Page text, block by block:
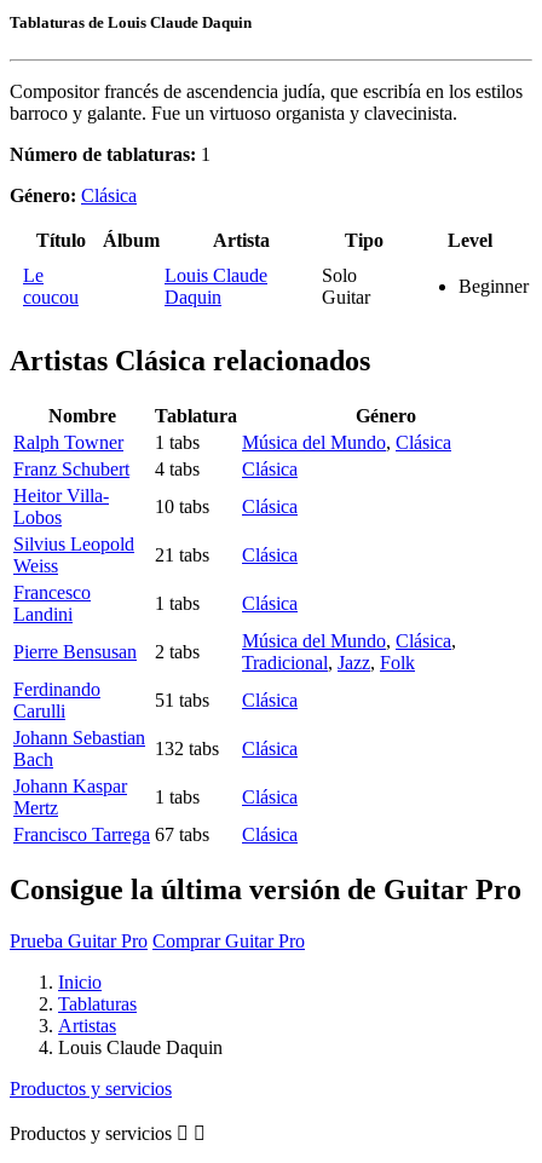
Tablaturas de Louis Claude Daquin
Compositor francés de ascendencia judía, que escribía en los estilos
barroco y galante. Fue un virtuoso organista y clavecinista.
Número de tablaturas: 1
Género: Clásica
Título Álbum Artista Tipo
Level
Le
coucou
Louis Claude
Daquin
Solo
Guitar
Beginner
Artistas Clásica relacionados
Nombre Tablatura
Género
Ralph Towner
1 tabs Música del Mundo, Clásica
Franz Schubert
4 tabs
Clásica
Heitor Villa-
Lobos
10 tabs
Clásica
Silvius Leopold
Weiss
21 tabs
Clásica
Francesco
Landini
1 tabs Clásica
Pierre Bensusan 2 tabs
Música del Mundo, Clásica,
Tradicional, Jazz, Folk
Ferdinando
Carulli
51 tabs
Clásica
Johann Sebastian
Bach
132 tabs
Clásica
Johann Kaspar
Mertz
1 tabs
Clásica
Francisco Tarrega 67 tabs Clásica
Consigue la última versión de Guitar Pro
Prueba Guitar Pro Comprar Guitar Pro
Inicio
Tablaturas
Artistas
Louis Claude Daquin
Productos y servicios
Productos y servicios  